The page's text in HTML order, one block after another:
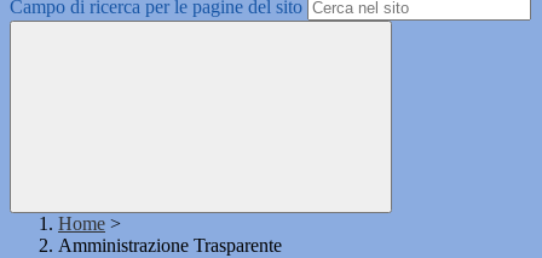
Campo di ricerca per le pagine del sito
Home >
Amministrazione Trasparente